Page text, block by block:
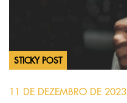
STICKY POST
11 DE DEZEMBRO DE 2023